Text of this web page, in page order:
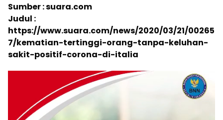
Sumber : suara.com
Judul :
https://www.suara.com/news/2020/03/21/00265
7/kematian-tertinggi-orang-tanpa-keluhan-
sakit-positif-corona-di-italia